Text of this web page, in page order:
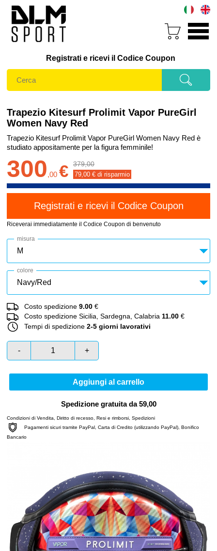
Registrati e ricevi il Codice Coupon
Trapezio Kitesurf Prolimit Vapor PureGirl
Women Navy Red
Trapezio Kitesurf Prolimit Vapor PureGirl Women Navy Red è
studiato appositamente per la figura femminile!
300,00 € 379,00
79,00 € di risparmio
Riceverai immediatamente il Codice Coupon di benvenuto
misura
colore
Costo spedizione 9.00 €
Costo spedizione Sicilia, Sardegna, Calabria 11.00 €
Tempi di spedizione 2-5 giorni lavorativi
- +
Aggiungi al carrello
Spedizione gratuita da 59,00
Condizioni di Vendita Diritto di recesso Resi e rimborsi Spedizioni
Pagamenti sicuri tramite PayPal, Carta di Credito (utilizzando PayPal), Bonifico
Bancario